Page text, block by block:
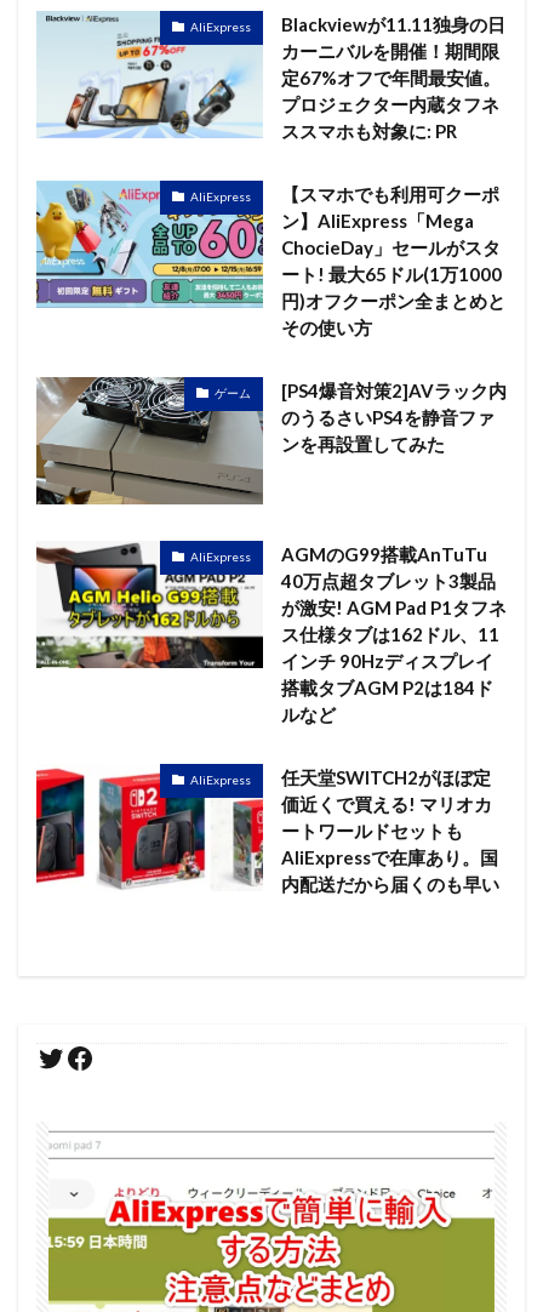
AliExpress
Blackviewが11.11独身の日
カーニバルを開催！期間限
定67%オフで年間最安値。
プロジェクター内蔵タフネ
ススマホも対象に: PR
AliExpress
【スマホでも利用可クーポ
ン】AliExpress「Mega
ChocieDay」セールがスタ
ート! 最大65ドル(1万1000
円)オフクーポン全まとめと
その使い方
ゲーム
[PS4爆音対策2]AVラック内
のうるさいPS4を静音ファ
ンを再設置してみた
AliExpress
AGMのG99搭載AnTuTu
40万点超タブレット3製品
が激安! AGM Pad P1タフネ
ス仕様タブは162ドル、11
インチ 90Hzディスプレイ
搭載タブAGM P2は184ド
ルなど
AliExpress
任天堂SWITCH2がほぼ定
価近くで買える! マリオカ
ートワールドセットも
AliExpressで在庫あり。国
内配送だから届くのも早い